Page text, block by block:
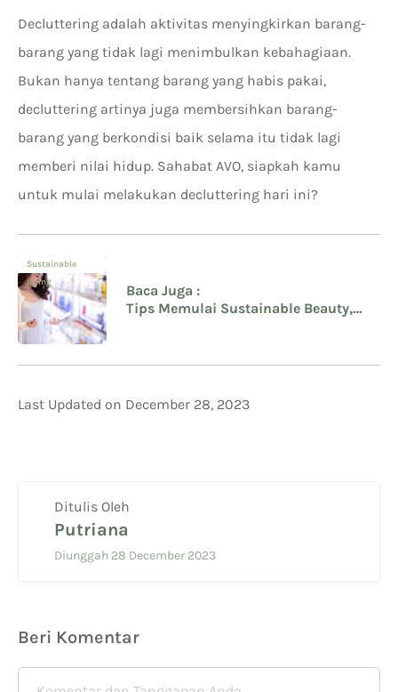
Decluttering adalah aktivitas menyingkirkan barang-
barang yang tidak lagi menimbulkan kebahagiaan.
Bukan hanya tentang barang yang habis pakai,
decluttering artinya juga membersihkan barang-
barang yang berkondisi baik selama itu tidak lagi
memberi nilai hidup. Sahabat AVO, siapkah kamu
untuk mulai melakukan decluttering hari ini?
Sustainable
Living
Baca Juga :
Tips Memulai Sustainable Beauty,
Last Updated on December 28, 2023
Ditulis Oleh
Putriana
Diunggah 28 December 2023
Beri Komentar